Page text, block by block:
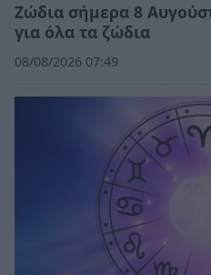
Ζώδια σήμερα 8
για όλα τα ζώδια
08/08/2026 07:49